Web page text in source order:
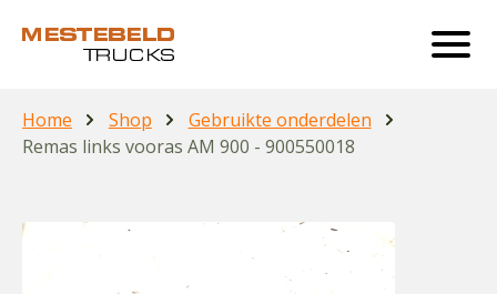
Home Shop
Gebruikte onderdelen
Remas links vooras AM 900 - 900550018